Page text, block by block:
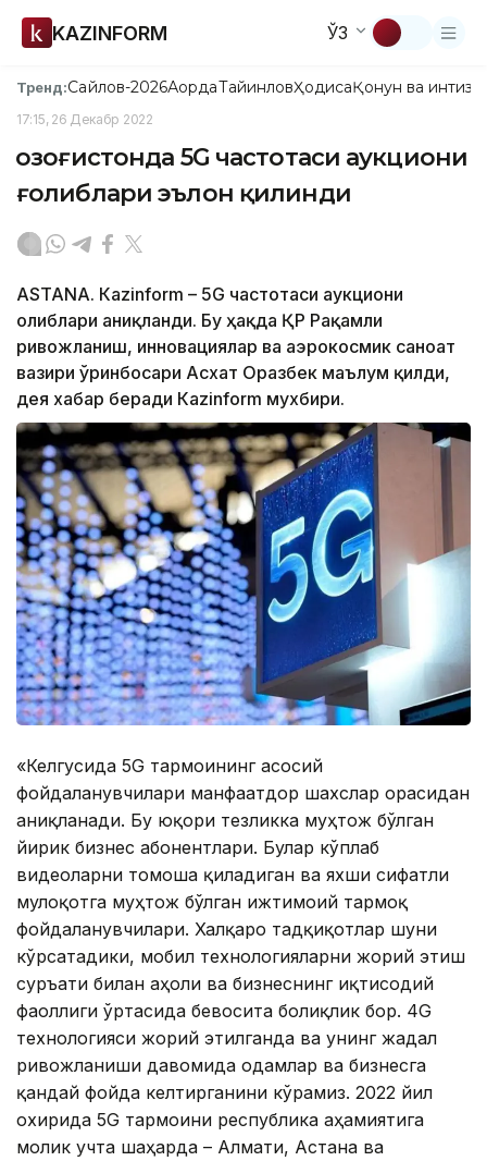
KAZINFORM ЎЗ
Тренд:Сайлов-2026АқордаТайинловҲодисаҚонун ва
17:15, 26 Декабр 2022
Қозоғистонда 5G частотаси аукциони
ғолиблари эълон қилинди
ASTANА. Кazinform – 5G частотаси аукциони
ғолиблари аниқланди. Бу ҳақда ҚР Рақамли
ривожланиш, инновациялар ва аэрокосмик саноат
вазири ўринбосари Асхат Оразбек маълум қилди,
дея хабар беради Кazinform мухбири.
«Келгусида 5G тармоғининг асосий
фойдаланувчилари манфаатдор шахслар орасидан
аниқланади. Бу юқори тезликка муҳтож бўлган
йирик бизнес абонентлари. Булар кўплаб
видеоларни томоша қиладиган ва яхши сифатли
мулоқотга муҳтож бўлган ижтимоий тармоқ
фойдаланувчилари. Халқаро тадқиқотлар шуни
кўрсатадики, мобил технологияларни жорий этиш
суръати билан аҳоли ва бизнеснинг иқтисодий
фаоллиги ўртасида бевосита боғлиқлик бор. 4G
технологияси жорий этилганда ва унинг жадал
ривожланиши давомида одамлар ва бизнесга
қандай фойда келтирганини кўрамиз. 2022 йил
охирида 5G тармоғини республика аҳамиятига
молик учта шаҳарда – Алмати, Астана ва